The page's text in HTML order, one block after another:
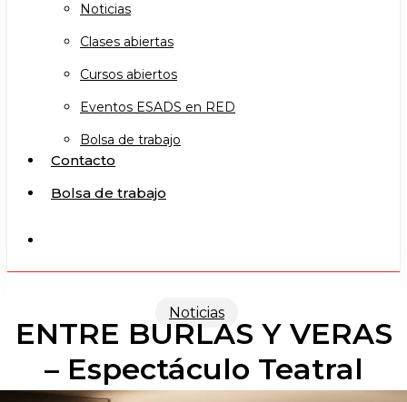
Noticias
Clases abiertas
Cursos abiertos
Eventos ESADS en RED
Bolsa de trabajo
Contacto
Bolsa de trabajo
Noticias
ENTRE BURLAS Y VERAS
– Espectáculo Teatral